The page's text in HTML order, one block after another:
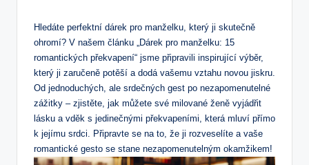
Hledáte perfektní dárek pro ⁢manželku,‍ který ji skutečně
ohromí? V našem článku „Dárek pro manželku: ⁤15
romantických překvapení“ jsme připravili inspirující výběr,
který ji zaručeně ‍potěší a dodá vašemu vztahu novou jiskru.
Od jednoduchých, ale srdečných ​gest po nezapomenutelné
zážitky – zjistěte, jak můžete své milované ženě vyjádřit
lásku a vděk s jedinečnými⁣ překvapeními, která mluví přímo
k‍ jejímu srdci. Připravte se ⁢na to, že ji⁤ rozveselíte​ a vaše
romantické ‍gesto⁢ se stane⁣ nezapomenutelným okamžikem!